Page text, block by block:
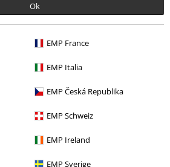
Ok
EMP France
EMP Italia
EMP Česká Republika
EMP Schweiz
EMP Ireland
EMP Sverige
Scelte.
Sportswear Maglie sportive
Sport & band rock Calcio